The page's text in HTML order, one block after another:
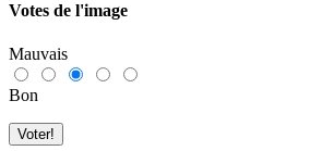
Votes de l'image
Mauvais
Bon